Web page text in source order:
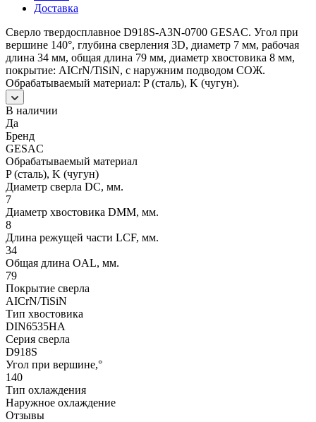
Доставка
Сверло твердосплавное D918S-A3N-0700 GESAC. Угол при
вершине 140°, глубина сверления 3D, диаметр 7 мм, рабочая
длина 34 мм, общая длина 79 мм, диаметр хвостовика 8 мм,
покрытие: AICrN/TiSiN, с наружним подводом СОЖ.
Обрабатываемый материал: P (сталь), K (чугун).
В наличии
Да
Бренд
GESAC
Обрабатываемый материал
P (сталь), K (чугун)
Диаметр сверла DC, мм.
7
Диаметр хвостовика DMM, мм.
8
Длина режущей части LСF, мм.
34
Общая длина OAL, мм.
79
Покрытие сверла
AICrN/TiSiN
Тип хвостовика
DIN6535HA
Серия сверла
D918S
Угол при вершине,°
140
Тип охлаждения
Наружное охлаждение
Отзывы